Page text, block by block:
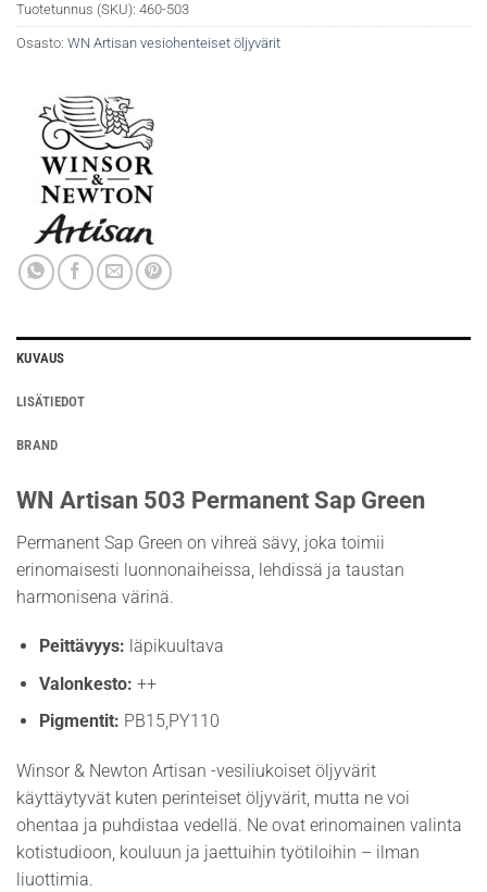
Tuotetunnus (SKU): 460-503
Osasto: WN Artisan vesiohenteiset öljyvärit
KUVAUS
LISÄTIEDOT
BRAND
WN Artisan 503 Permanent Sap Green
Permanent Sap Green on vihreä sävy, joka toimii
erinomaisesti luonnonaiheissa, lehdissä ja taustan
harmonisena värinä.
Peittävyys: läpikuultava
Valonkesto: ++
Pigmentit: PB15,PY110
Winsor & Newton Artisan -vesiliukoiset öljyvärit
käyttäytyvät kuten perinteiset öljyvärit, mutta ne voi
ohentaa ja puhdistaa vedellä. Ne ovat erinomainen valinta
kotistudioon, kouluun ja jaettuihin työtiloihin – ilman
liuottimia.